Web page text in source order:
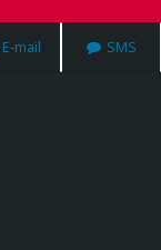
E-mail SMS